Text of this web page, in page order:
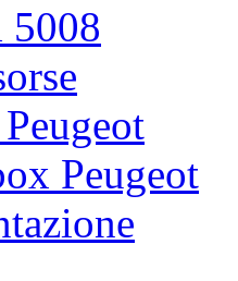
Peugeot